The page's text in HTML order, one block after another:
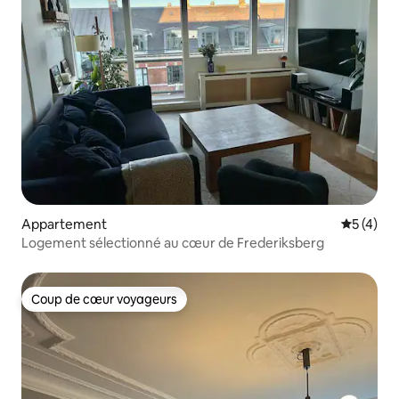
Appartement
5 (4)
Logement sélectionné au cœur de Frederiksberg
Coup de cœur voyageurs
Coup de cœur voyageurs